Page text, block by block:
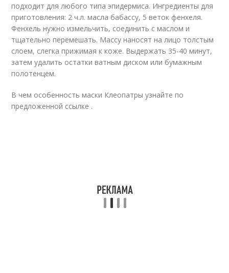
подходит для любого типа эпидермиса. Ингредиенты для
приготовления: 2 ч.л. масла бабассу, 5 веток фенхеля.
Фенхель нужно измельчить, соединить с маслом и
тщательно перемешать. Массу наносят на лицо толстым
слоем, слегка прижимая к коже. Выдержать 35-40 минут,
затем удалить остатки ватным диском или бумажным
полотенцем.
В чем особенность маски Клеопатры узнайте по
предложенной ссылке .